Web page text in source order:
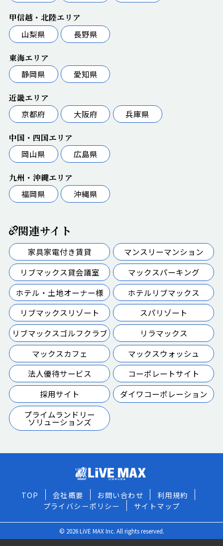
甲信越・北陸エリア
山梨県
長野県
東海エリア
静岡県
愛知県
近畿エリア
京都府
大阪府 兵庫県
中国・四国エリア
岡山県
広島県
九州・沖縄エリア
福岡県
沖縄県
関連サイト
家具家電付き賃貸
マンスリーマンション
リブマックス貸会議室
マックスパーキング
ホテル・土地オーナー様
ホテルリブマックス
リブマックスリゾート
スパリゾート
リブマックスゴルフクラブ
リラマックス
マックスカフェ
マックスウォッシュ
法人優待サービス
コーポレートサイト
採用サイト
ダイワコーポレーション
プライムランドリー
ソリューションズ
TOP 会社概要 お問い合わせ
利用規約
プライバシーポリシー
サイトマップ
© 2026 LiVE MAX Inc. All rights reserved.